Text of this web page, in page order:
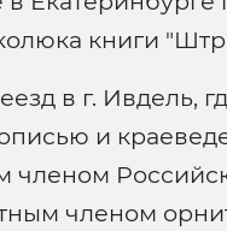
книги
в г. Ивдель,
и
членом
членом